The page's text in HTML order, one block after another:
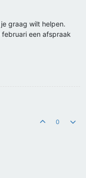
graag wilt helpen.
een afspraak
0